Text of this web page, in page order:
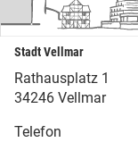
Stadt Vellmar
Rathausplatz 1
34246 Vellmar
Telefon